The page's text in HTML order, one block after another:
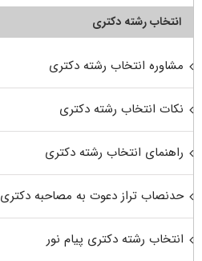
انتخاب رشته دکتری
مشاوره انتخاب رشته دکتری
نکات انتخاب رشته دکتری
راهنمای انتخاب رشته دکتری
حدنصاب تراز دعوت به مصاحبه دکتری
انتخاب رشته دکتری پیام نور